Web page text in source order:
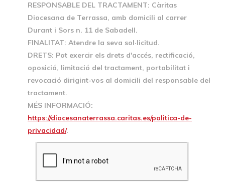
RESPONSABLE DEL TRACTAMENT: Càritas
Diocesana de Terrassa, amb domicili al carrer
Durant i Sors n. 11 de Sabadell.
FINALITAT: Atendre la seva sol·licitud.
DRETS: Pot exercir els drets d'accés, rectificació,
oposició, limitació del tractament, portabilitat i
revocació dirigint-vos al domicili del responsable del
tractament.
MÉS INFORMACIÓ:
https://diocesanaterrassa.caritas.es/politica-de-
privacidad/.